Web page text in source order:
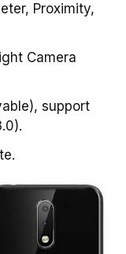
Proximity,
Camera
support